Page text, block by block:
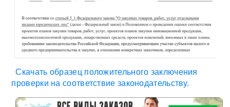
Скачать образец положительного заключения
проверки на соответствие законодательству.